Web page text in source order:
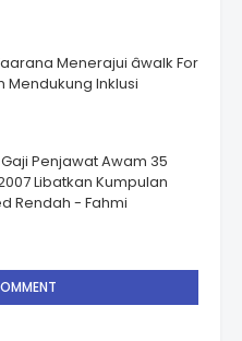
Menerajui âwalk For
Mendukung Inklusi
Penjawat Awam 35
Libatkan Kumpulan
Rendah - Fahmi